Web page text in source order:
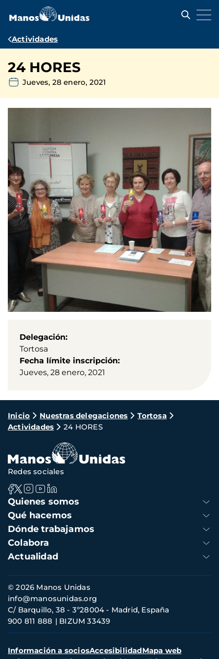
contenido
Ruta
navegación
Actividades
24 HORES
Jueves, 28 enero, 2021
Delegación
Tortosa
Fecha límite inscripción
Jueves, 28 enero, 2021
Ruta
de
navegación
Inicio Nuestras delegaciones
Tortosa
Actividades
24 HORES
Navegación
principal
Quienes somos
Qué hacemos
Dónde trabajamos
Colabora
Actualidad
Redes sociales
Información
de
contacto
© 2026 Manos Unidas
C/ Barquillo, 38 - 3º28004 - Madrid, España
900 811 888
BIZUM 33439
info@manosunidas.org
Menú
Información a sociosAccesibilidadMapa web